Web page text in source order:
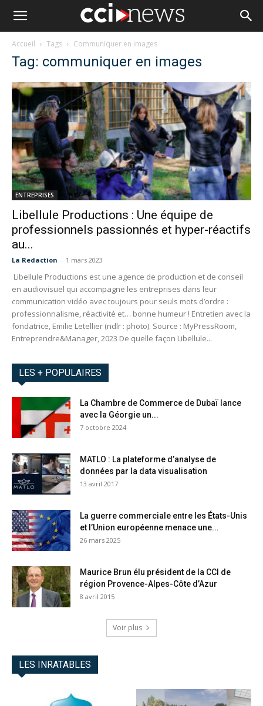
Accueil Tags Communiquer en images
Tag: communiquer en images
ENTREPRISES
Libellule Productions : Une équipe de
professionnels passionnés et hyper-réactifs
au...
La Redaction - 1 mars 2023
Libellule Productions est une agence de production et de conseil
en audiovisuel qui accompagne les entreprises dans leur
communication vidéo avec toujours pour seuls mots d’ordre :
professionnalisme, réactivité et… bonne humeur ! Entretien avec la
fondatrice, Emilie Letellier (ndlr : photo). Source : MyPressRoom,
Entreprendre&Manager, 2023 De quelle façon Libellule...
LES + POPULAIRES
La Chambre de Commerce de Dubaï lance
avec la Géorgie un...
7 octobre 2024
MATLO : La plateforme d’analyse de
données par la data visualisation
13 avril 2017
La guerre commerciale entre les États-Unis
et l’Union européenne menace une...
26 mars 2025
Maurice Brun élu président de la CCI de
région Provence-Alpes-Côte d’Azur
8 avril 2015
Voir plus
LES INRATABLES